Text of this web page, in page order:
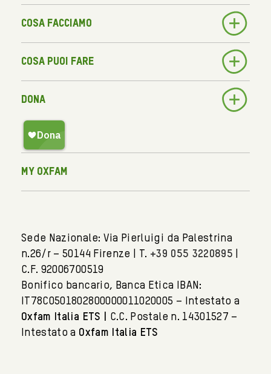
Cosa facciamo
Cosa puoi fare
Dona
My Oxfam
Sede Nazionale: Via Pierluigi da Palestrina
n.26/r – 50144 Firenze | T. +39 055 3220895
C.F. 92006700519
Bonifico bancario, Banca Etica IBAN:
IT78C0501802800000011020005 – Intestato a
Oxfam Italia ETS | C.C. Postale n. 14301527 –
Intestato a Oxfam Italia ETS